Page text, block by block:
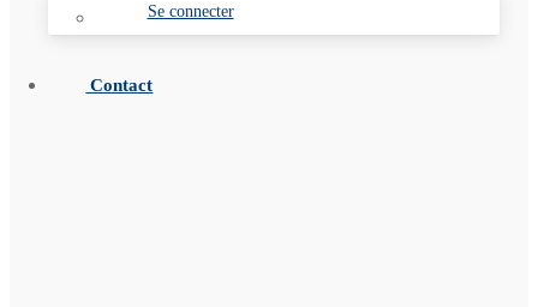
Se connecter
Contact